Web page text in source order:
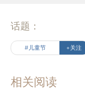
话题：
#儿童节 +关注
相关阅读